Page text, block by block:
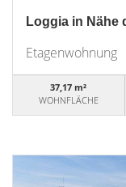
Loggia in Nähe
Etagenwohnung
37,17 m²
WOHNFLÄCHE